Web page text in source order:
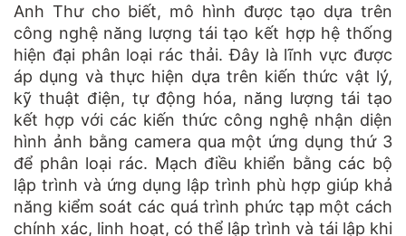
Anh Thư cho biết, mô hình được tạo dựa trên
công nghệ năng lượng tái tạo kết hợp hệ thống
hiện đại phân loại rác thải. Đây là lĩnh vực được
áp dụng và thực hiện dựa trên kiến thức vật lý,
kỹ thuật điện, tự động hóa, năng lượng tái tạo
kết hợp với các kiến thức công nghệ nhận diện
hình ảnh bằng camera qua một ứng dụng thứ 3
để phân loại rác. Mạch điều khiển bằng các bộ
lập trình và ứng dụng lập trình phù hợp giúp khả
năng kiểm soát các quá trình phức tạp một cách
chính xác, linh hoạt, có thể lập trình và tái lập khi